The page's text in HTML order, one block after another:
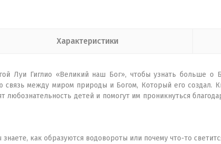
Характеристики
Луи Гиглио «Великий наш Бог», чтобы узнать больше о
связь между миром природы и Богом, Который его создал.
детей и помогут им проникнуться
как образуются водовороты или почему что-то